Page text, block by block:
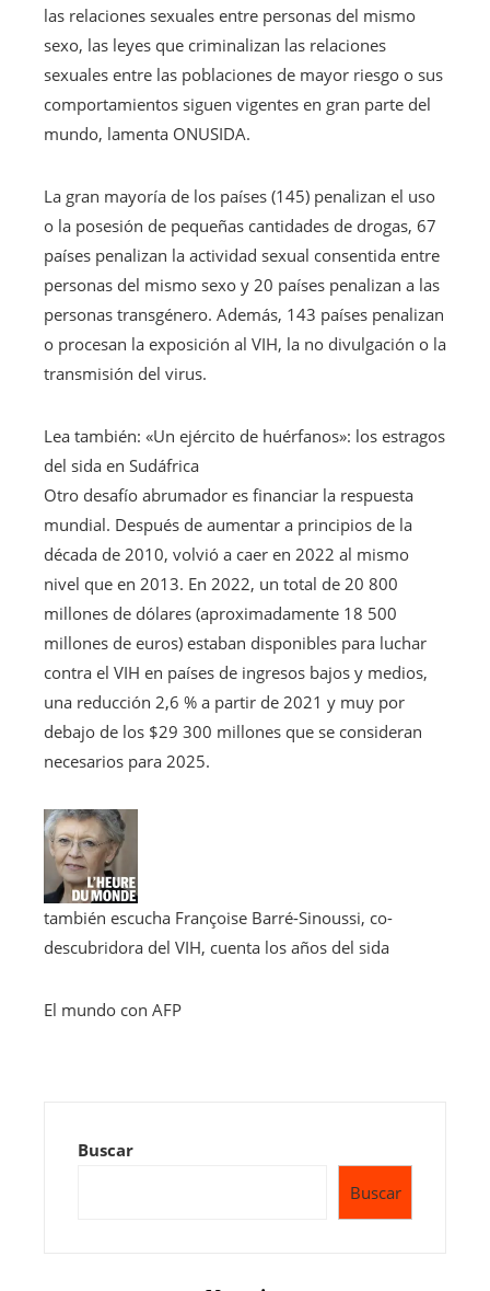
las relaciones sexuales entre personas del mismo
sexo, las leyes que criminalizan las relaciones
sexuales entre las poblaciones de mayor riesgo o sus
comportamientos siguen vigentes en gran parte del
mundo, lamenta ONUSIDA.
La gran mayoría de los países (145) penalizan el uso
o la posesión de pequeñas cantidades de drogas, 67
países penalizan la actividad sexual consentida entre
personas del mismo sexo y 20 países penalizan a las
personas transgénero. Además, 143 países penalizan
o procesan la exposición al VIH, la no divulgación o la
transmisión del virus.
Lea también: «Un ejército de huérfanos»: los estragos
del sida en Sudáfrica
Otro desafío abrumador es financiar la respuesta
mundial. Después de aumentar a principios de la
década de 2010, volvió a caer en 2022 al mismo
nivel que en 2013. En 2022, un total de 20 800
millones de dólares (aproximadamente 18 500
millones de euros) estaban disponibles para luchar
contra el VIH en países de ingresos bajos y medios,
una reducción 2,6 % a partir de 2021 y muy por
debajo de los $29 300 millones que se consideran
necesarios para 2025.
también escucha Françoise Barré-Sinoussi, co-
descubridora del VIH, cuenta los años del sida
El mundo con AFP
Buscar
Buscar